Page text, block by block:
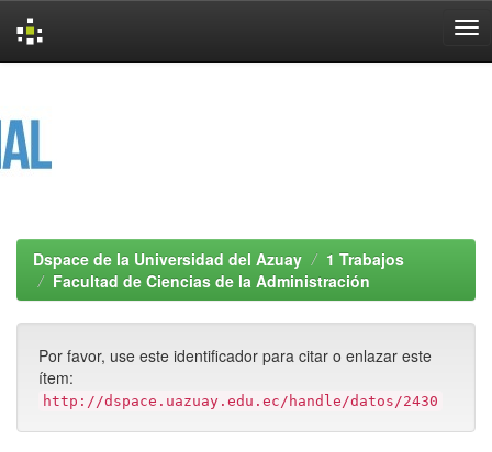
Dspace de la Universidad del Azuay
1 Trabajos
Facultad de Ciencias de la Administración
Por favor, use este identificador para citar o enlazar este
ítem:
http://dspace.uazuay.edu.ec/handle/datos/2430